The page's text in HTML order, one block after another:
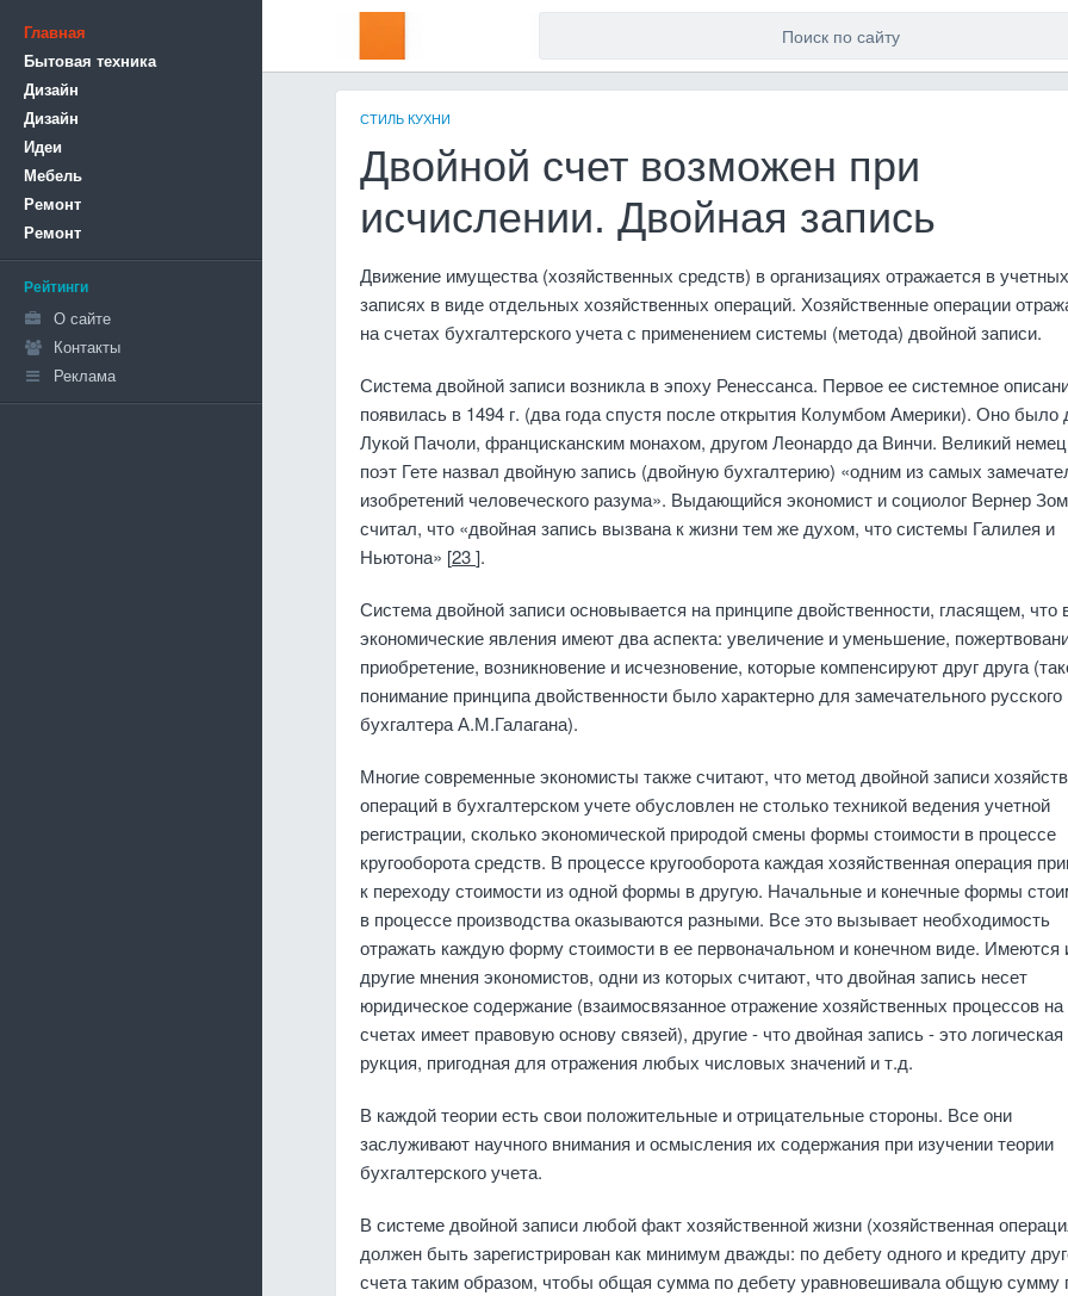
Главная
Бытовая техника
Дизайн
Дизайн
Идеи
Мебель
Ремонт
Ремонт
Рейтинги
О сайте
Контакты
Реклама
СТИЛЬ КУХНИ
Двойной счет возможен при
исчислении. Двойная запись
Движение имущества (хозяйственных средств) в организациях отра­жается в учетных
записях в виде отдельных хозяйственных операций. Хо­зяйственные операции
на счетах бухгалтерского учета с при­менением системы (метода) двойной за­писи.
Система двойной записи возникла в эпоху Ренессанса. Первое ее сис­темное
появилась в 1494 г. (два года спустя после открытия Ко­лумбом Америки). Оно было
Лукой Пачоли, францисканским мона­хом, другом Леонардо да Винчи. Великий
поэт Гете назвал двойную запись (двойную бухгалте­рию) «одним из самых
изобретений человеческого разума». Выдающийся экономист и социолог Вернер
счи­тал, что «двойная запись вызвана к жизни тем же ду­хом, что сис­темы Галилея и
Ньютона» [23].
Система двойной записи основывается на принципе двойствен­ности, гласящем, что
экономические явления имеют два ас­пекта: увеличение и уменьшение,
приобрете­ние, возникновение и исчезно­вение, которые компенсируют друг друга
понимание принципа двойственности было харак­терно для замечательного русского
бухгалтера А.М.Галагана).
Многие современные экономисты также считают, что метод двойной записи
операций в бухгалтерском учете обусловлен не столько техникой ведения учетной
регистрации, сколько экономической природой смены формы стоимости в про­цессе
кругооборота средств. В процессе кругооборота каждая хо­зяйственная операция
к пере­ходу стоимости из одной формы в другую. Начальные и конечные формы
в про­цессе производства оказываются разными. Все это вызы­вает необ­ходимость
отражать каждую форму стоимости в ее первоначаль­ном и конечном виде. Имеются
другие мнения экономистов, одни из ко­торых считают, что двойная запись несет
юридическое содержание (взаи­мосвязанное отражение хозяйственных процес­сов на
счетах имеет право­вую основу связей), другие - что двой­ная запись - это
рукция, пригодная для отраже­ния любых числовых значений и т.д.
В каждой теории есть свои положительные и отрицательные стороны. Все они
заслуживают научного внимания и осмысления их содержания при изучении теории
бухгалтерского учета.
В системе двойной записи любой факт хозяйственной жизни (хозяй­ственная
должен быть зарегистрирован как ми­нимум дважды: по дебету одного и кредиту
счета таким образом, чтобы общая сумма по дебету уравновешивала общую сумму